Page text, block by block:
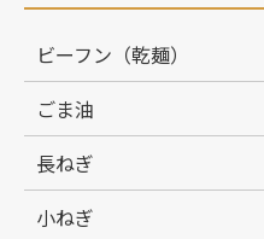
ビーフン（乾麺）
ごま油
長ねぎ
小ねぎ